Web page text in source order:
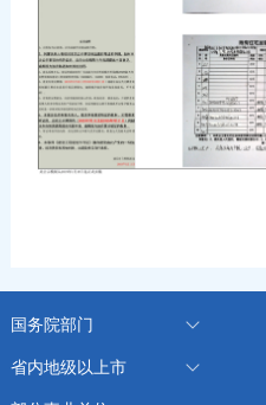
国务院部门
省内地级以上市